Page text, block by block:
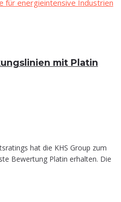
mit Pla­tin
hat die KHS Group zum
Bewertung Platin erhalten. Die